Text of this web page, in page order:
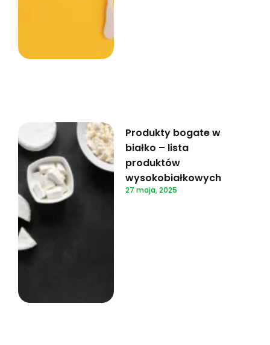
Produkty bogate w
białko – lista
produktów
wysokobiałkowych
27 maja, 2025